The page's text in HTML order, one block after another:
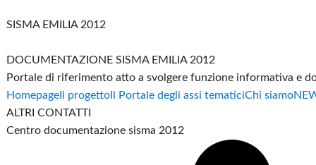
SISMA EMILIA 2012
DOCUMENTAZIONE SISMA EMILIA 2012
Portale di riferimento atto a svolgere funzione informativa e
HomepageIl progettoIl Portale degli assi tematiciChi siamo
ALTRI CONTATTI
Centro documentazione sisma 2012